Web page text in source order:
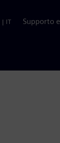
| IT Supporto